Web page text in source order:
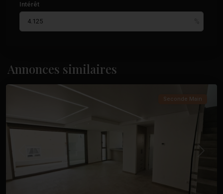
Intérêt
Annonces similaires
Torrevieja
Précédent
Seconde Main